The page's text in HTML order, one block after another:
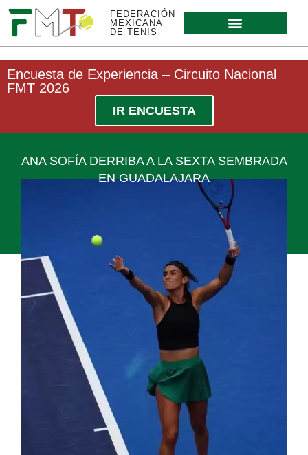
FEDERACIÓN
MEXICANA
DE TENIS
Encuesta de Experiencia – Circuito Nacional
FMT 2026
IR ENCUESTA
ANA SOFÍA DERRIBA A LA SEXTA SEMBRADA
EN GUADALAJARA